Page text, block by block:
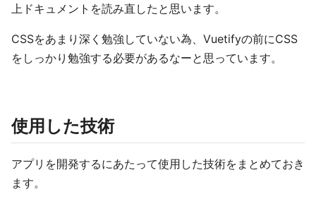
上ドキュメントを読み直したと思います。
CSSをあまり深く勉強していない為、Vuetifyの前にCSS
をしっかり勉強する必要があるなーと思っています。
使用した技術
アプリを開発するにあたって使用した技術をまとめておき
ます。